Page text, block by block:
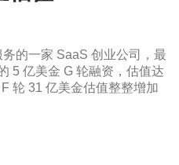
的一家 SaaS 创业公司，最
5 亿美金 G 轮融资，估值达
轮 31 亿美金估值整整增加